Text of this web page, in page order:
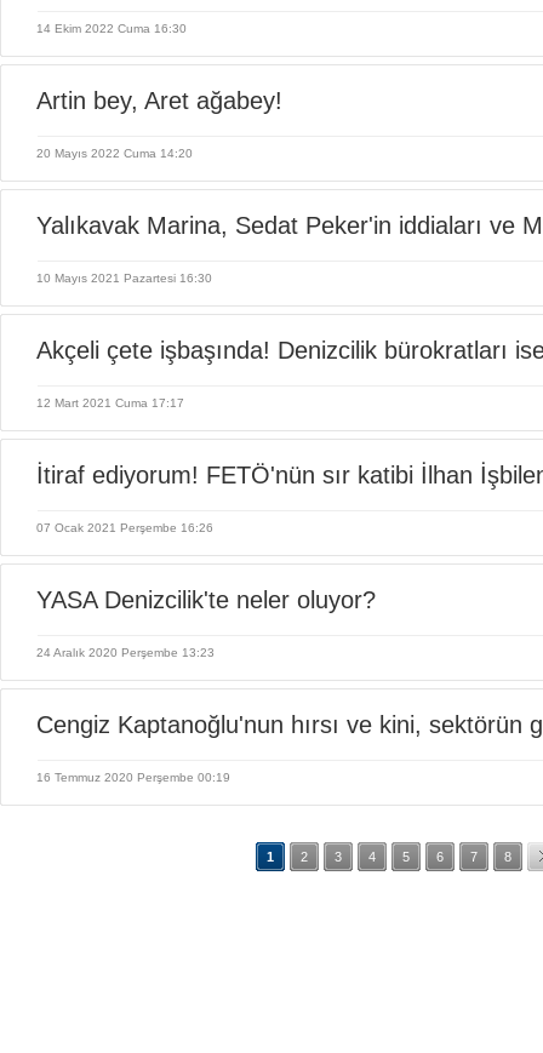
14 Ekim 2022 Cuma 16:30
Artin bey, Aret ağabey!
20 Mayıs 2022 Cuma 14:20
Yalıkavak Marina, Sedat Peker'in iddiaları ve
10 Mayıs 2021 Pazartesi 16:30
Akçeli çete işbaşında! Denizcilik bürokratları
12 Mart 2021 Cuma 17:17
İtiraf ediyorum! FETÖ'nün sır katibi İlhan
07 Ocak 2021 Perşembe 16:26
YASA Denizcilik'te neler oluyor?
24 Aralık 2020 Perşembe 13:23
Cengiz Kaptanoğlu'nun hırsı ve kini, sektörün
16 Temmuz 2020 Perşembe 00:19
1 2 3 4 5 6 7 8